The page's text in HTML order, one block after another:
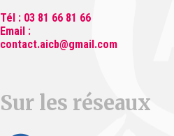
Tél : 03 81 66 81 66
Email :
contact.aicb@gmail.com
Sur les réseaux